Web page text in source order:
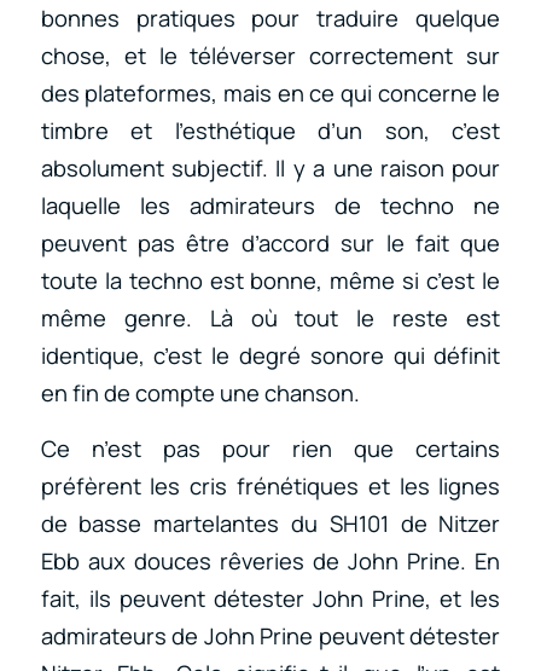
bonnes pratiques pour traduire quelque
chose, et le téléverser correctement sur
des plateformes, mais en ce qui concerne le
timbre et l’esthétique d’un son, c’est
absolument subjectif. Il y a une raison pour
laquelle les admirateurs de techno ne
peuvent pas être d’accord sur le fait que
toute la techno est bonne, même si c’est le
même genre. Là où tout le reste est
identique, c’est le degré sonore qui définit
en fin de compte une chanson.
Ce n’est pas pour rien que certains
préfèrent les cris frénétiques et les lignes
de basse martelantes du SH101 de Nitzer
Ebb aux douces rêveries de John Prine. En
fait, ils peuvent détester John Prine, et les
admirateurs de John Prine peuvent détester